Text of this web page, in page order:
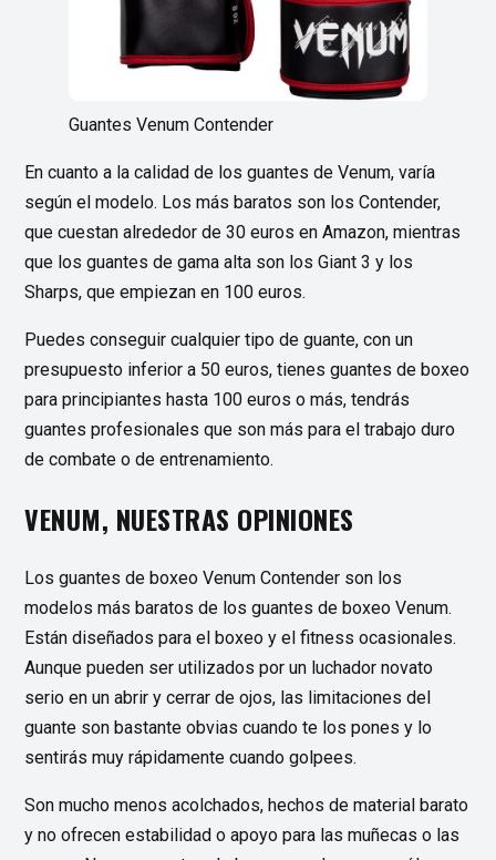
Guantes Venum Contender
En cuanto a la calidad de los guantes de Venum, varía
según el modelo. Los más baratos son los Contender,
que cuestan alrededor de 30 euros en Amazon, mientras
que los guantes de gama alta son los Giant 3 y los
Sharps, que empiezan en 100 euros.
Puedes conseguir cualquier tipo de guante, con un
presupuesto inferior a 50 euros, tienes guantes de boxeo
para principiantes hasta 100 euros o más, tendrás
guantes profesionales que son más para el trabajo duro
de combate o de entrenamiento.
VENUM, NUESTRAS OPINIONES
Los guantes de boxeo Venum Contender son los
modelos más baratos de los guantes de boxeo Venum.
Están diseñados para el boxeo y el fitness ocasionales.
Aunque pueden ser utilizados por un luchador novato
serio en un abrir y cerrar de ojos, las limitaciones del
guante son bastante obvias cuando te los pones y lo
sentirás muy rápidamente cuando golpees.
Son mucho menos acolchados, hechos de material barato
y no ofrecen estabilidad o apoyo para las muñecas o las